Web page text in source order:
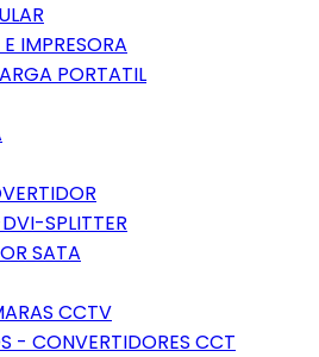
IMPRESORA
PORTATIL
SPLITTER
SATA
CCTV
- CONVERTIDORES CCT